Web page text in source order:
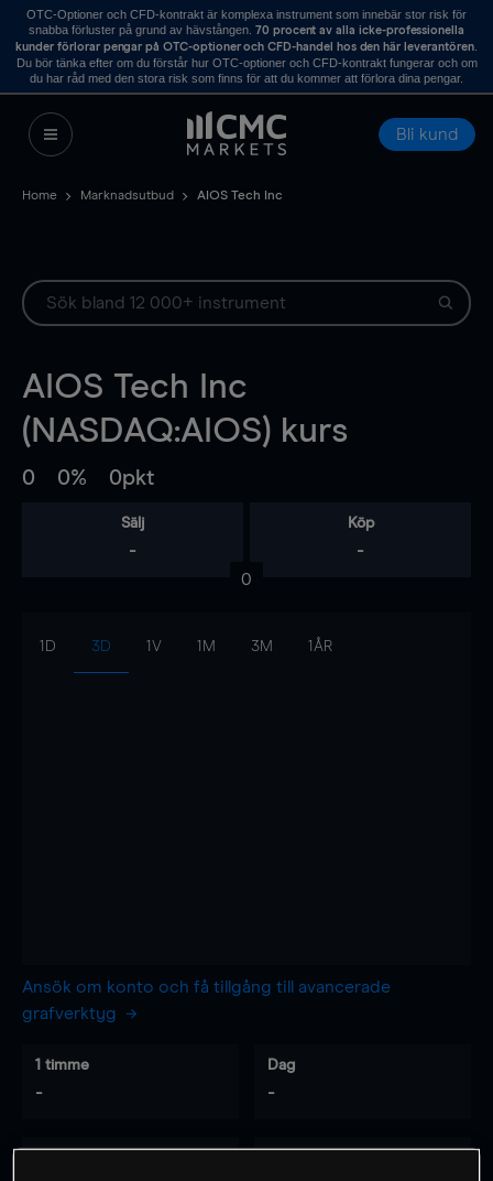
OTC-Optioner och CFD-kontrakt är komplexa instrument som innebär stor risk för
snabba förluster på grund av hävstången. 70 procent av alla icke-professionella
kunder förlorar pengar på OTC-optioner och CFD-handel hos den här leverantören.
Du bör tänka efter om du förstår hur OTC-optioner och CFD-kontrakt fungerar och om
du har råd med den stora risk som finns för att du kommer att förlora dina pengar.
Bli kund
Home Marknadsutbud AIOS Tech Inc
AIOS Tech Inc
(NASDAQ:AIOS) kurs
0 0% 0pkt
Sälj
-
Köp
-
0
1D 3D 1V 1M 3M 1ÅR
Ansök om konto och få tillgång till avancerade
grafverktyg
1 timme
-
Dag
-